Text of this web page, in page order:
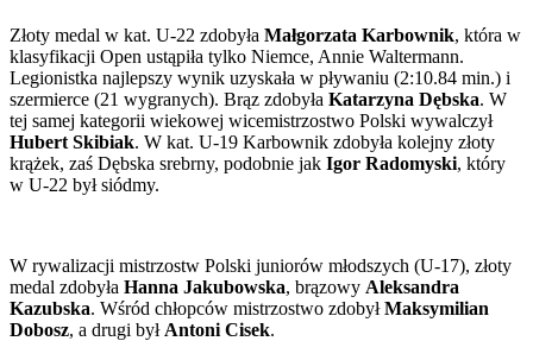
Złoty medal w kat. U-22 zdobyła Małgorzata Karbownik, która w
klasyfikacji Open ustąpiła tylko Niemce, Annie Waltermann.
Legionistka najlepszy wynik uzyskała w pływaniu (2:10.84 min.) i
szermierce (21 wygranych). Brąz zdobyła Katarzyna Dębska. W
tej samej kategorii wiekowej wicemistrzostwo Polski wywalczył
Hubert Skibiak. W kat. U-19 Karbownik zdobyła kolejny złoty
krążek, zaś Dębska srebrny, podobnie jak Igor Radomyski, który
w U-22 był siódmy.
W rywalizacji mistrzostw Polski juniorów młodszych (U-17), złoty
medal zdobyła Hanna Jakubowska, brązowy Aleksandra
Kazubska. Wśród chłopców mistrzostwo zdobyłMaksymilian
Dobosz, a drugi był Antoni Cisek.